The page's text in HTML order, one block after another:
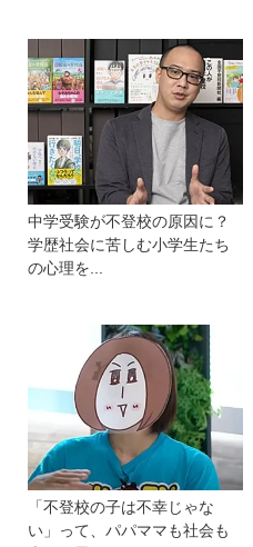
中学受験が不登校の原因に？
学歴社会に苦しむ小学生たち
の心理を...
「不登校の子は不幸じゃな
い」って、パパママも社会も